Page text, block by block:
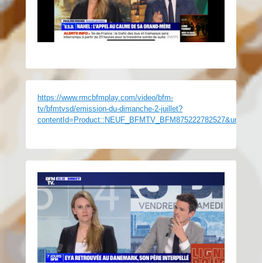
https://www.rmcbfmplay.com/video/bfm-
tv/bfmtvsd/emission-du-dimanche-2-juillet?